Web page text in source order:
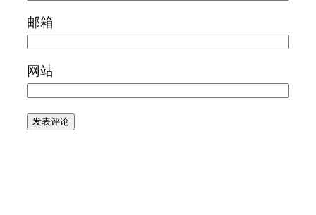
邮箱
网站